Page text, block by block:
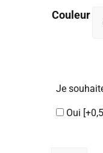
Couleur
Je
Oui